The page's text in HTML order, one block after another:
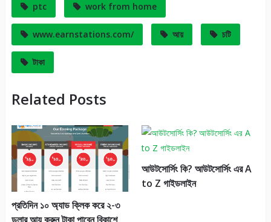
ptc work from home
www.earnstations.com/ আয় চটি
টাকা
Related Posts
প্রতিদিন ১০ অ্যাড ক্লিক করে ২-৩
আউটসোর্সিং কি? আউটসোর্সিং এর A
to Z গাইডলাইন